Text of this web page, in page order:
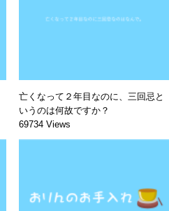
亡くなって２年目なのに、三回忌と
いうのは何故ですか？
69734 Views